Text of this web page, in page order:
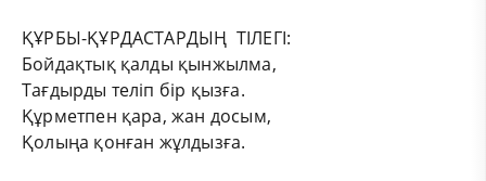
ҚҰРБЫ-ҚҰРДАСТАРДЫҢ ТІЛЕГІ:
Бойдақтық қалды қынжылма,
Тағдырды теліп бір қызға.
Құрметпен қара, жан досым,
Қолыңа қонған жұлдызға.